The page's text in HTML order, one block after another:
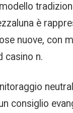
è
nuove, con
casino n.
consiglio